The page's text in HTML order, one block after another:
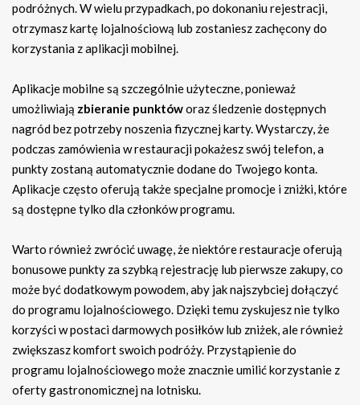
podróżnych. W wielu przypadkach, po dokonaniu rejestracji,
otrzymasz kartę lojalnościową lub zostaniesz zachęcony do
korzystania z aplikacji mobilnej.
Aplikacje mobilne są szczególnie użyteczne, ponieważ
umożliwiają zbieranie punktóworaz śledzenie dostępnych
nagród bez potrzeby noszenia fizycznej karty. Wystarczy, że
podczas zamówienia w restauracji pokażesz swój telefon, a
punkty zostaną automatycznie dodane do Twojego konta.
Aplikacje często oferują także specjalne promocje i zniżki, które
są dostępne tylko dla członków programu.
Warto również zwrócić uwagę, że niektóre restauracje oferują
bonusowe punkty za szybką rejestrację lub pierwsze zakupy, co
może być dodatkowym powodem, aby jak najszybciej dołączyć
do programu lojalnościowego. Dzięki temu zyskujesz nie tylko
korzyści w postaci darmowych posiłków lub zniżek, ale również
zwiększasz komfort swoich podróży. Przystąpienie do
programu lojalnościowego może znacznie umilić korzystanie z
oferty gastronomicznej na lotnisku.